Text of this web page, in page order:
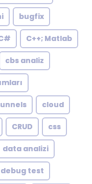
bugfix
C++; Matlab
cbs analiz
cloud
CRUD css
data analizi
debug test